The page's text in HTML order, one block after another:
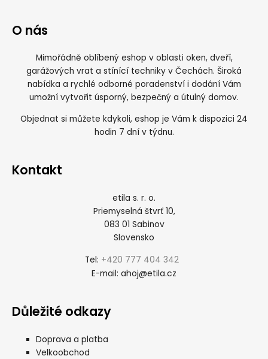
O nás
Mimořádně oblíbený eshop v oblasti oken, dveří,
garážových vrat a stínící techniky v Čechách. Široká
nabídka a rychlé odborné poradenství i dodání Vám
umožní vytvořit úsporný, bezpečný a útulný domov.
Objednat si můžete kdykoli, eshop je Vám k dispozici 24
hodin 7 dní v týdnu.
Kontakt
etila s. r. o.
Priemyselná štvrť 10,
083 01 Sabinov
Slovensko
Tel: +420 777 404 342
E-mail: ahoj@etila.cz
Důležité odkazy
Doprava a platba
Velkoobchod